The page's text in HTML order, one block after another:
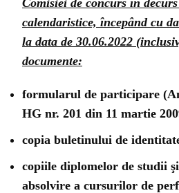
Comisiei de concurs în
calendaristice, începând cu
la data de 30.06.2022
documente:
formularul de participare
HG nr. 201 din 11 martie
copia buletinului de
copiile diplomelor de studii
absolvire a cursurilor de